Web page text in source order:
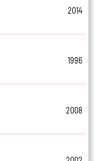
2014
1996
2008